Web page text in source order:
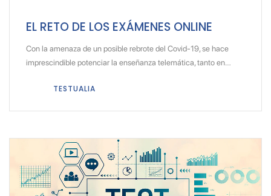
EL RETO DE LOS EXÁMENES ONLINE
Con la amenaza de un posible rebrote del Covid-19, se hace
imprescindible potenciar la enseñanza telemática, tanto en…
TESTUALIA